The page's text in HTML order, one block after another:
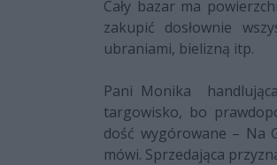
Cały bazar ma
zakupić dosłownie
ubraniami, bielizną itp.
Pani Monika
targowisko, bo
dość wygórowane – Na
mówi. Sprzedająca